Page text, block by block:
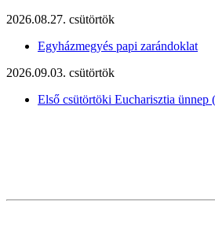
2026.08.27. csütörtök
Egyházmegyés papi zarándoklat
2026.09.03. csütörtök
Első csütörtöki Eucharisztia ünnep